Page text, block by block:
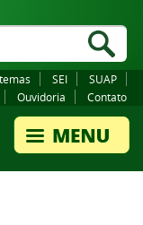
SEI
SUAP
Ouvidoria Contato